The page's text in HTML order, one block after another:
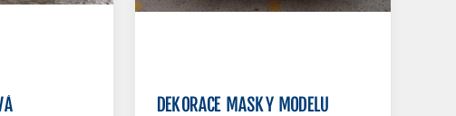
DEKORACE MASKY MODELU